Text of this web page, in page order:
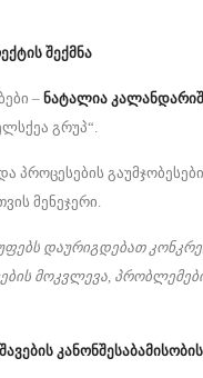
შექმნა
– ნატალია
გრუპ“.
პროცესების
მენეჯერი.
დაურიგდებათ
მოკვლევა,
კანონშესაბამისობის